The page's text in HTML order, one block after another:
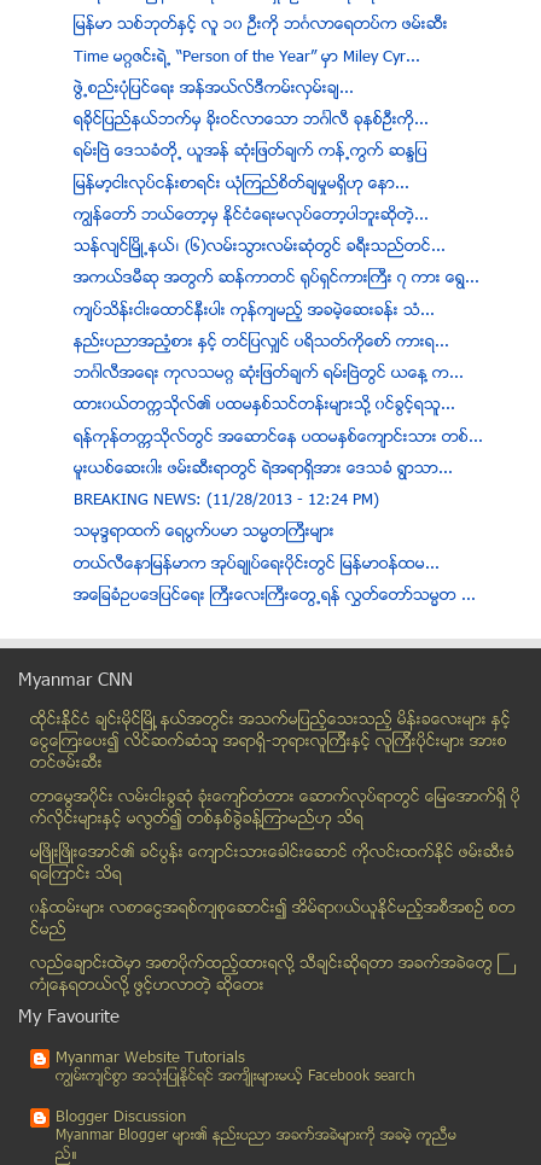
ျမန္မာ သစ္ဘုတ္ႏွင့္ လူ ၁၀ ဦးကို ဘဂၤလာေရတပ္က ဖမ္းဆီး
Time မဂၢဇင္းရဲ႕ “Person of the Year” မွာ Miley Cyr...
ဖြဲ့​စည္း​ပုံ​ျပင္​ေရး ​အန္​အယ္လ္​ဒီ​ကမ္း​လွမ္း​ခ်...
ရခိုင္ျပည္နယ္ဘက္မွ ခိုးဝင္လာေသာ ဘဂၤါလီ ခုနစ္ဦးကို...
ရမ္းျဗဲ ေဒသခံတို႕ ယူအန္ ဆံုးျဖတ္ခ်က္ ကန္႕ကြက္ ဆႏၵျပ
ျမန္မာ့ငါးလုပ္ငန္းစာရင္း ယုံၾကည္စိတ္ခ်မႈမရွိဟု ေနာ...
ကြ်န္ေတာ္ ဘယ္ေတာ့မွ နိုင္ငံေရးမလုပ္ေတာ့ပါဘူးဆိုတဲ့...
သန္လ်င္ၿမိဳ႕နယ္၊ (၆)လမ္းသြားလမ္းဆံုတြင္ ခရီးသည္တင္...
အကယ္ဒမီဆု အတြက္ ဆန္ကာတင္ ႐ုပ္ရွင္ကားႀကီး ၇ ကား ေရြ...
က်ပ္သိန္းငါးေထာင္နီးပါး ကုန္က်မည့္ အခမဲ့ေဆးခန္း သံ...
နည္းပညာအညံ့စား ႏွင့္ တင္ျပလွ်င္ ပရိသတ္ကိုေစာ္ ကားရ...
ဘဂၤါလီအေရး ကုလသမဂၢ ဆုံးျဖတ္ခ်က္ ရမ္းၿဗဲတြင္ ယေန႔ က...
ထား၀ယ္တကၠသိုလ္၏ ပထမႏွစ္သင္တန္းမ်ားသို႔ ၀င္ခြင့္ရသူ...
ရန္ကုန္တကၠသိုလ္တြင္ အေဆာင္ေန ပထမႏွစ္ေက်ာင္းသား တစ္...
မူးယစ္ေဆး၀ါး ဖမ္းဆီးရာတြင္ ရဲအရာရွိအား ေဒသခံ ရြာသာ...
BREAKING NEWS: (11/28/2013 - 12:24 PM)
သမုဒၵရာထက္ ေရပြက္ပမာ သမၼတႀကီးမ်ား
တယ္လီေနာျမန္မာက အုပ္ခ်ဳပ္ေရးပိုင္းတြင္ ျမန္မာဝန္ထမ...
အေျခခံဥပေဒျပင္ေရး ႀကီးေလးႀကီးေတြ႕ရန္ လႊတ္ေတာ္သမၼတ ...
ရွမ္းေတာင္ပိုင္း ဘိန္းဖ်က္ဆီးေရးစီမံခ်က္ကာလ ဘိန္းစ...
နန္းသီတာဆိပ္ကမ္း၌ အထပ္၂၀ ျမင့္ အေဆာက္အအံုႏွစ္လံုးႏ...
ရန္ကုန္အေရႇ႕ပုိင္း တကၠသိုလ္အနီး ေျခာက္လမ္းသြား လမ္...
အမ်ိဳးသမီးေတြဟာ ခ်စ္တင္းေႏွာတဲ႔ဘက္မွာ လြတ္လပ္တဲ႔ သ...
ဗုိလ္ခ်ဳပ္ႀကီးမ်ား၊ ခရုိနီမ်ားအတြက္ သတင္းေကာင္း
ေတာင္သူလယ္သမားကြန္ရက္ NLD ဖြဲ႕
လမ္းခင္းရန္ေျမႀကီးဝယ္ရာမွ လက္ပစ္ဗံုးအလံုး ၅ဝ ေက်ာ္...
အေျခခံဥပေဒျပင္ဆင္ေရး ေတြ႕ဆံုေဆြးေႏြးရန္ ေဒၚေအာင္ဆန...
သန္း ၆ဝ ေရွ႕က လူတစ္ေယာက္၏ ကန္႔လန္႔ကာေနာက္ကြယ္မွ ႏွ...
တစ္ရက္အတြင္း အဓမၼျပဳက်င့္မႈ သံုးမႈထိရွိ
ျမန္မာ - ထိုင္း ဗီဇာမဲ့ အျပန္အလွန္ သြားလာခြင့္ မၾက...
ၾကက္ဥစားျခင္းျဖင္႕ကိုယ္အေလးခ်ိန္ေလွ်ာ့
Myanmar CNN
ထိုင္းနို္င္ငံ ခ်င္းမိုင္ျမိဳ ့နယ္အတြင္း အသက္မျပည့္ေသးသည့္ မိန္းခေလးမ်ား နွင့္
ေငြေၾကးေပး၍ လိင္ဆက္ဆံသူ အရာရွိ-ဘုရားလူၾကီးနွင့္ လူၾကီးပိုင္းမ်ား အားစ
တင္ဖမ္းဆီး
တာေမြအ၀ိုင္း လမ္းငါးခြဆံု ခံုးေက်ာ္တံတား ေဆာက္လုပ္ရာတြင္ ေျမေအာက္ရွိ ပို
က္လိုင္းမ်ားႏွင့္ မလြတ္၍ တစ္ႏွစ္ခြဲခန္႔ၾကာမည္ဟု သိရ
မၿဖိဳးၿဖိဳးေအာင္၏ ခင္ပြန္း ေက်ာင္းသားေခါင္းေဆာင္ ကိုလင္းထက္ႏိုင္ ဖမ္းဆီးခံ
ရေၾကာင္း သိရ
၀န္ထမ္းမ်ား လစာေငြအရစ္က်စုေဆာင္း၍ အိမ္ရာ၀ယ္ယူႏုိင္မည့္အစီအစဥ္ စတ
င္မည္
လည္ေခ်ာင္းထဲမွာ အစာပိုက္ထည့္ထားရလုိ႔ သီခ်င္းဆုိရတာ အခက္အခဲေတြ ႀ
ကံဳေနရတယ္လို႔ ဖြင့္ဟလာတဲ့ ဆုိေတး
My Favourite
Myanmar Website Tutorials
ကၽြမ္းက်င္စြာ အသုံးျပဳႏုိင္ရင္ အက်ိဳးမ်ားမယ့္ Facebook search
Blogger Discussion
Myanmar Blogger မ်ား၏ နည္းပညာ အခက္အခဲမ်ားကုိ အခမဲ့ ကူညီမ
ည္။